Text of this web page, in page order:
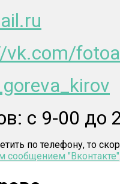
vk.com/
с 9-00 до
по телефону, то
сообщением "Вконтакте"